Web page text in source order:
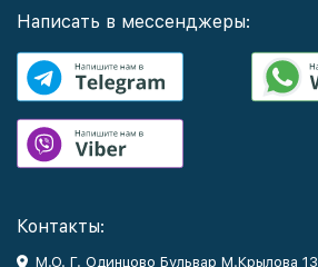
Написать в мессенджеры:
Контакты:
М.О. Г. Одинцово Бульвар М.Крылова 13